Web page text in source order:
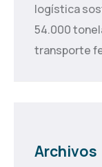
logística
54.000
transporte
Archivos